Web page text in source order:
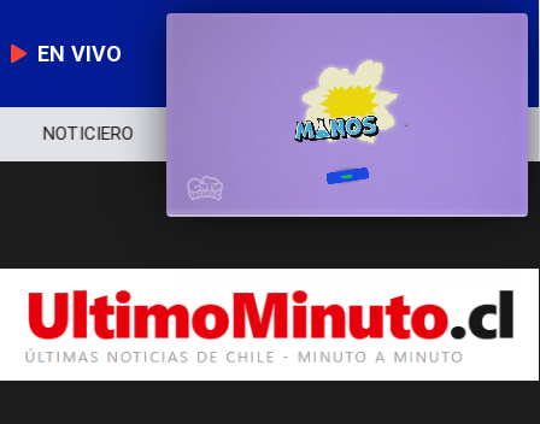
EN VIVO
NOTICIERO POLÍTICA ECONOMÍA